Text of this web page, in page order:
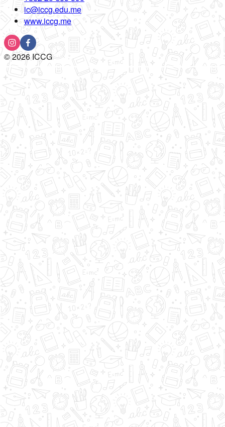
ic@iccg.edu.me
www.iccg.me
©2026ICCG